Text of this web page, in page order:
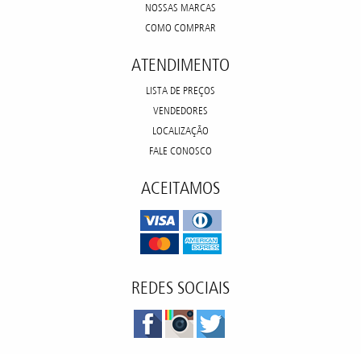
NOSSAS MARCAS
COMO COMPRAR
ATENDIMENTO
LISTA DE PREÇOS
VENDEDORES
LOCALIZAÇÃO
FALE CONOSCO
ACEITAMOS
REDES SOCIAIS